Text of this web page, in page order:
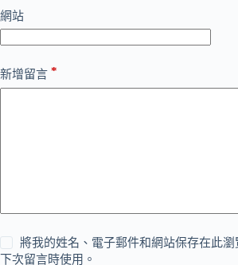
網站
新增留言 *
將我的姓名、電子郵件和網站保存在此瀏
下次留言時使用。